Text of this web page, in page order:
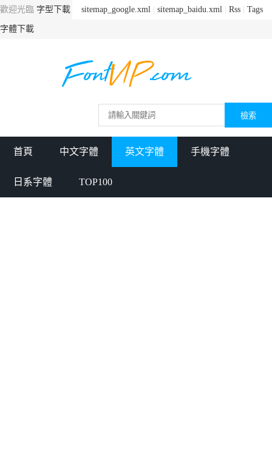
sitemap_google.xml sitemap_baidu.xml Rss Tags
歡迎光臨 字型下載
字體下載
首頁 中文字體 英文字體 手機字體
日系字體 TOP100